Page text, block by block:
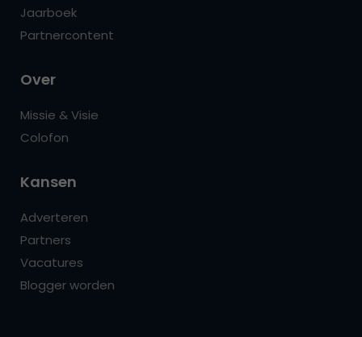
Jaarboek
Partnercontent
Over
Missie & Visie
Colofon
Kansen
Adverteren
Partners
Vacatures
Blogger worden